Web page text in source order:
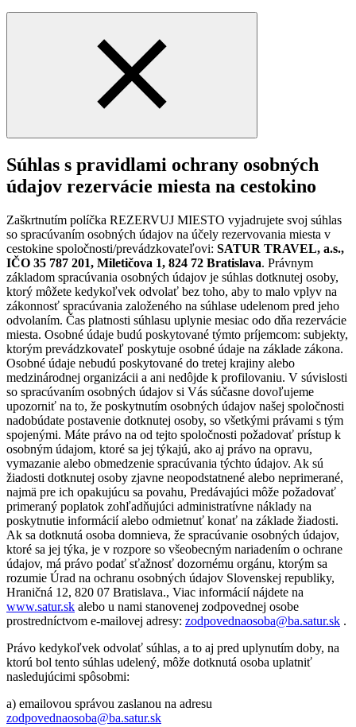
Súhlas s pravidlami ochrany osobných
údajov rezervácie miesta na cestokino
Zaškrtnutím políčka REZERVUJ MIESTO vyjadrujete svoj súhlas
so spracúvaním osobných údajov na účely rezervovania miesta v
cestokine spoločnosti/prevádzkovateľovi: SATUR TRAVEL, a.s.,
IČO 35 787 201, Miletičova 1, 824 72 Bratislava. Právnym
základom spracúvania osobných údajov je súhlas dotknutej osoby,
ktorý môžete kedykoľvek odvolať bez toho, aby to malo vplyv na
zákonnosť spracúvania založeného na súhlase udelenom pred jeho
odvolaním. Čas platnosti súhlasu uplynie mesiac odo dňa rezervácie
miesta. Osobné údaje budú poskytované týmto príjemcom: subjekty,
ktorým prevádzkovateľ poskytuje osobné údaje na základe zákona.
Osobné údaje nebudú poskytované do tretej krajiny alebo
medzinárodnej organizácii a ani nedôjde k profilovaniu. V súvislosti
so spracúvaním osobných údajov si Vás súčasne dovoľujeme
upozorniť na to, že poskytnutím osobných údajov našej spoločnosti
nadobúdate postavenie dotknutej osoby, so všetkými právami s tým
spojenými. Máte právo na od tejto spoločnosti požadovať prístup k
osobným údajom, ktoré sa jej týkajú, ako aj právo na opravu,
vymazanie alebo obmedzenie spracúvania týchto údajov. Ak sú
žiadosti dotknutej osoby zjavne neopodstatnené alebo neprimerané,
najmä pre ich opakujúcu sa povahu, Predávajúci môže požadovať
primeraný poplatok zohľadňujúci administratívne náklady na
poskytnutie informácií alebo odmietnuť konať na základe žiadosti.
Ak sa dotknutá osoba domnieva, že spracúvanie osobných údajov,
ktoré sa jej týka, je v rozpore so všeobecným nariadením o ochrane
údajov, má právo podať sťažnosť dozornému orgánu, ktorým sa
rozumie Úrad na ochranu osobných údajov Slovenskej republiky,
Hraničná 12, 820 07 Bratislava., Viac informácií nájdete na
www.satur.sk alebo u nami stanovenej zodpovednej osobe
prostredníctvom e-mailovej adresy: zodpovednaosoba@ba.satur.sk .
Právo kedykoľvek odvolať súhlas, a to aj pred uplynutím doby, na
ktorú bol tento súhlas udelený, môže dotknutá osoba uplatniť
nasledujúcimi spôsobmi:
a) emailovou správou zaslanou na adresu
zodpovednaosoba@ba.satur.sk